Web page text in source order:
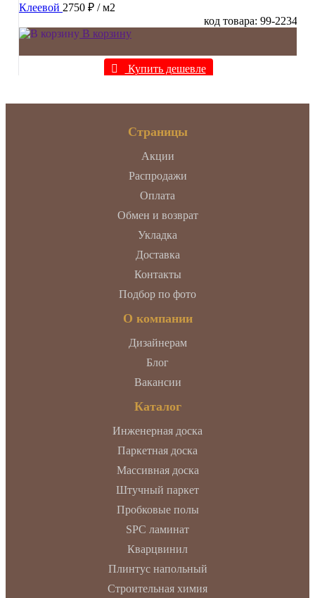
Клеевой 2750 ₽ / м2
код товара: 99-2234
В корзину
Купить дешевле
Страницы
Акции
Распродажи
Оплата
Обмен и возврат
Укладка
Доставка
Контакты
Подбор по фото
О компании
Дизайнерам
Блог
Вакансии
Каталог
Инженерная доска
Паркетная доска
Массивная доска
Штучный паркет
Пробковые полы
SPC ламинат
Кварцвинил
Плинтус напольный
Строительная химия